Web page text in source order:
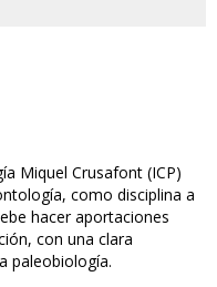
Miquel Crusafont (ICP)
como disciplina a
hacer aportaciones
con una clara
paleobiología.